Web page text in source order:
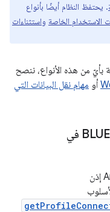
. يحتفظ النظام أيضًا بأنواع
الاستخدام الخاصة واستثناءات
من هذه الأنواع، ننصح
أو مهام نقل البيانات التي
CONNECT في